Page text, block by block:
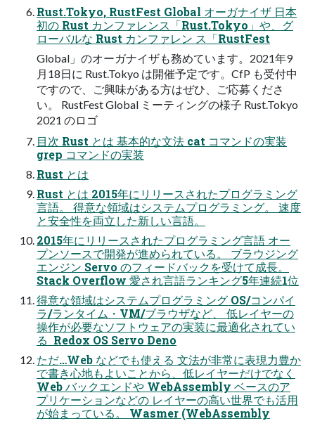
Rust.Tokyo, RustFest Global オーガナイザ 日本
初の Rust カンファレンス「Rust.Tokyo」や、グ
ローバルな Rust カンファレン ス「RustFest
Global」のオーガナイザも務めています。2021年9
月18日に Rust.Tokyo は開催予定です。CfP も受付中
ですので、ご興味がある方はぜひ、ご応募くださ
い。 RustFest Global ミーティングの様子 Rust.Tokyo
2021 のロゴ
目次 Rust とは 基本的な文法 cat コマンドの実装
grep コマンドの実装
Rust とは
Rust とは 2015年にリリースされたプログラミング
言語。 得意な領域はシステムプログラミング。 速度
と安全性を両立した新しい言語。
2015年にリリースされたプログラミング言語 オー
プンソースで開発が進められている。 ブラウジング
エンジン Servo のフィードバックを受けて成長。
Stack Overflow 愛され言語ランキング5年連続1位
得意な領域はシステムプログラミング OS/コンパイ
ラ/ランタイム・VM/ブラウザなど、 低レイヤーの
操作が必要なソフトウェアの実装に最適化されてい
る ️ Redox OS Servo Deno
ただ…Web などでも使える 文法が非常に表現力豊か
で書き心地もよいことから、低レイヤーだけでなく
Web バックエンドや WebAssembly ベースのア
プリケーションなどの レイヤーの高い世界でも活用
が始まっている。 Wasmer (WebAssembly